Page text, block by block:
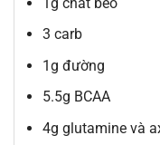
3 carb
1g đường
5.5g BCAA
4g glutamine và